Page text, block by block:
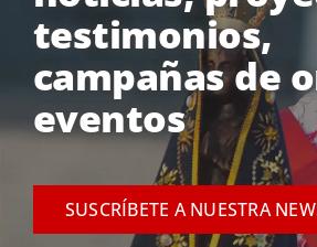
testimonios,
campañas de
eventos
SUSCRÍBETE A NUESTRA